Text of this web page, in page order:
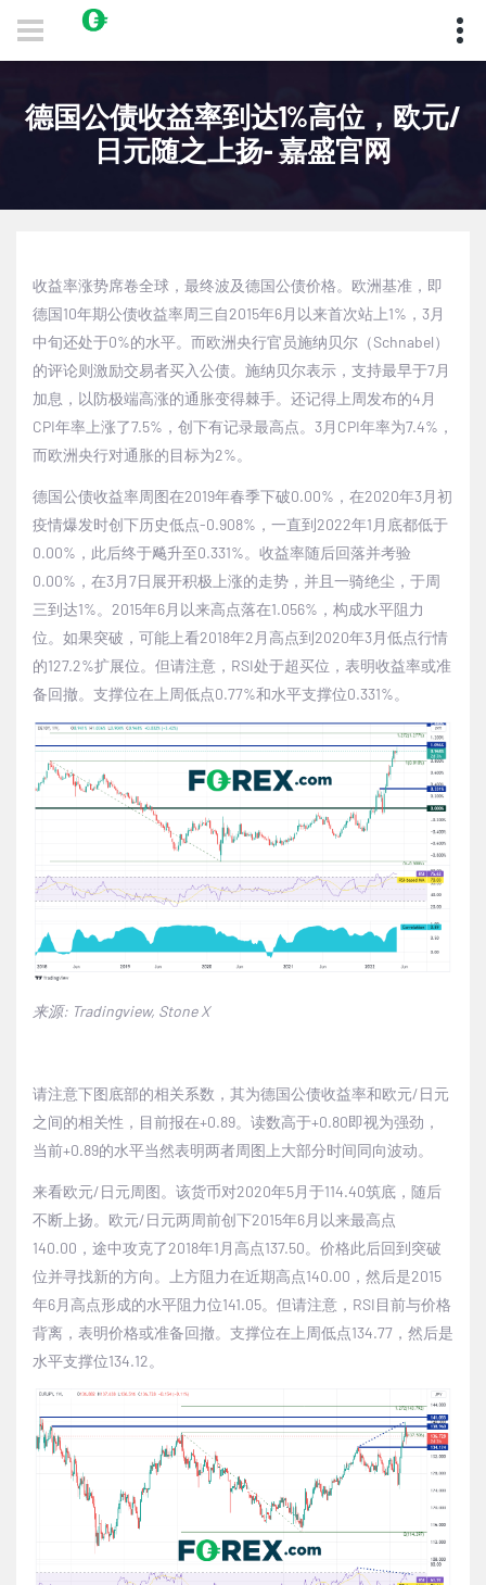
德国公债收益率到达1%高位，欧元/
日元随之上扬- 嘉盛官网
收益率涨势席卷全球，最终波及德国公债价格。欧洲基准，即
德国10年期公债收益率周三自2015年6月以来首次站上1% ， 3月
中旬还处于0%的水平。而欧洲央行官员施纳贝尔（Schnabel）
的评论则激励交易者买入公债。施纳贝尔表示，支持最早于7月
加息，以防极端高涨的通胀变得棘手。还记得上周发布的4 月
CPI年率上涨了7.5% ，创下有记录最高点。 3月 CPI年率为7.4% ，
而欧洲央行对通胀的目标为2%。
德国公债收益率周图在2019年春季下破0.00% ，在2020年3月初
疫情爆发时创下历史低点-0.908% ，一直到2022年1 月底都低于
0.00% ，此后终于飚升至0.331%。收益率随后回落并考验
0.00% ，在3月7日展开积极上涨的走势，并且一骑绝尘，于周
三到达1%。 2015年6月以来高点落在1.056% ，构成水平阻力
位。如果突破，可能上看2018年2 月高点到2020年3月低点行情
的127.2%扩展位。但请注意， RSI处于超买位，表明收益率或准
备回撤。支撑位在上周低点0.77%和水平支撑位0.331%。
来源: Tradingview, Stone X
请注意下图底部的相关系数，其为德国公债收益率和欧元/日元
之间的相关性，目前报在+0.89。读数高于+0.80即视为强劲，
当前+0.89的水平当然表明两者周图上大部分时间同向波动。
来看欧元/日元周图。该货币对2020年5月于114.40筑底，随后
不断上扬。欧元/日元两周前创下2015年6月以来最高点
140.00 ，途中攻克了2018年1 月高点137.50。价格此后回到突破
位并寻找新的方向。上方阻力在近期高点140.00 ，然后是2015
年6月高点形成的水平阻力位141.05。但请注意， RSI目前与价格
背离，表明价格或准备回撤。支撑位在上周低点134.77 ，然后是
水平支撑位134.12。